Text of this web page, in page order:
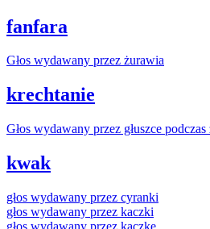
fanfara
Głos wydawany przez żurawia
krechtanie
Głos wydawany przez głuszce
kwak
głos wydawany przez cyranki
głos wydawany przez kaczki
głos wydawany przez kaczkę